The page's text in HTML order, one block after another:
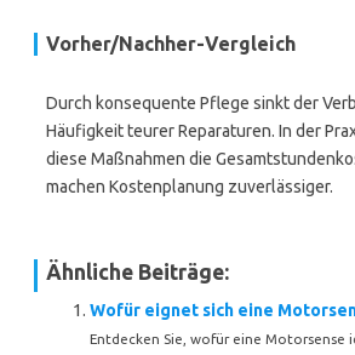
Vorher/Nachher-Vergleich
Durch konsequente Pflege sinkt der
Häufigkeit teurer Reparaturen. In der
diese Maßnahmen die
machen Kostenplanung zuverlässiger.
Ähnliche Beiträge:
Wofür eignet sich eine
Entdecken Sie, wofür eine Motorsense